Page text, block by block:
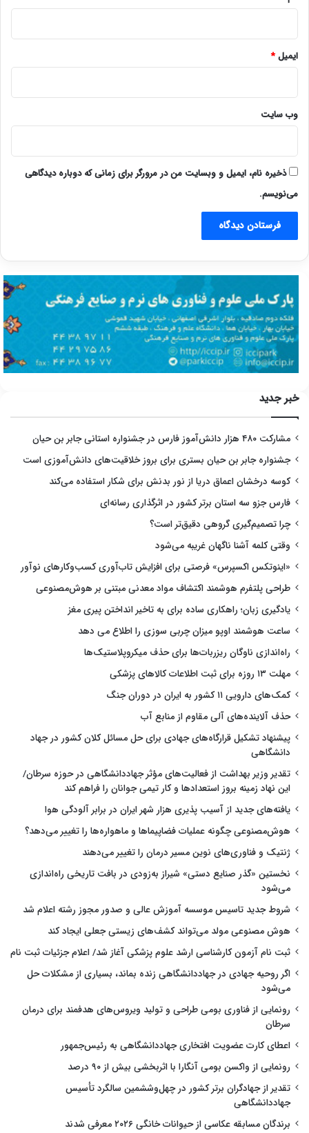
ایمیل*
وب‌ سایت
ذخیره نام، ایمیل و وبسایت من در مرورگر برای زمانی که دوباره دیدگاهی
می‌نویسم.
خبر جدید
مشارکت ۴۸۰ هزار دانش‌آموز فارس در جشنواره استانی جابر بن حیان
جشنواره جابر بن حیان بستری برای بروز خلاقیت‌های دانش‌آموزی است
کوسه درخشان اعماق دریا از نور بدنش برای شکار استفاده می‌کند
فارس جزو سه استان برتر کشور در اثرگذاری رسانه‌ای
چرا تصمیم‌گیری گروهی دقیق‌تر است؟
وقتی کلمه آشنا ناگهان غریبه می‌شود
«اینوتکس اکسپرس» فرصتی برای افزایش تاب‌آوری کسب‌وکارهای نوآور
طراحی پلتفرم هوشمند اکتشاف مواد معدنی مبتنی بر هوش‌مصنوعی
یادگیری زبان؛ راهکاری ساده برای به تاخیر انداختن پیری مغز
ساعت هوشمند اوپو میزان چربی سوزی را اطلاع می دهد
راه‌اندازی ناوگان ریزربات‌ها برای حذف میکروپلاستیک‌ها
مهلت ۱۳ روزه برای ثبت اطلاعات کالاهای پزشکی
کمک‌های دارویی ۱۱ کشور به ایران در دوران جنگ
حذف آلاینده‌های آلی مقاوم از منابع آب
پیشنهاد تشکیل قرارگاه‌های جهادی برای حل مسائل کلان کشور در جهاد
دانشگاهی
تقدیر وزیر بهداشت از فعالیت‌های مؤثر جهاددانشگاهی در حوزه سرطان/
این نهاد زمینه بروز استعدادها و کار تیمی جوانان را فراهم کند
یافته‌های جدید از آسیب پذیری هزار شهر ایران در برابر آلودگی هوا
هوش‌مصنوعی چگونه عملیات فضاپیماها و ماهواره‌ها را تغییر می‌دهد؟
ژنتیک و فناوری‌های نوین مسیر درمان را تغییر می‌دهند
نخستین «گذر صنایع دستی» شیراز به‌زودی در بافت تاریخی راه‌اندازی
می‌شود
شروط جدید تاسیس موسسه آموزش عالی و صدور مجوز رشته اعلام شد
هوش مصنوعی مولد می‌تواند کشف‌های زیستی جعلی ایجاد کند
ثبت نام آزمون کارشناسی ارشد علوم پزشکی آغاز شد/ اعلام جزئیات ثبت نام
اگر روحیه جهادی در جهاددانشگاهی زنده بماند، بسیاری از مشکلات حل
می‌شود
رونمایی از فناوری بومی طراحی و تولید ویروس‌های هدفمند برای درمان
سرطان
اعطای کارت عضویت افتخاری جهاددانشگاهی به رئیس‌جمهور
رونمایی از واکسن بومی آنگارا با اثربخشی بیش از ۹۰ درصد
تقدیر از جهادگران برتر کشور در چهل‌وششمین سالگرد تأسیس
جهاددانشگاهی
برندگان مسابقه عکاسی از حیوانات خانگی ۲۰۲۶ معرفی شدند